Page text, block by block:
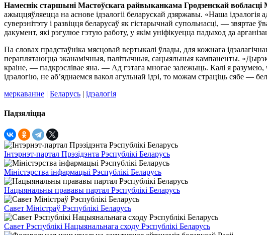
Намеснiк старшынi Мастоўскага райвыканкама Гродзенскай
ажыццяўляецца на аснове iдэалогii беларускай дзяржавы. «Наша
суверэнiтэту i развiцця беларусаў як гiстарычнай супольнасцi, —
дакумент, якi рэгулюе гэтую работу, у якiм унiфiкуецца падыход да
Па словах прадстаўнiка мясцовай вертыкалi ўлады, для кожнага
пераплятаюцца эканамiчныя, палiтычныя, сацыяльныя кампаненты.
краiне, — падкрэслiвае яна. — Ад гэтага многае залежыць. Калi я
iдэалогiю, не аб’яднаемся вакол агульнай iдэi, то можам страцiць сябе —
меркаванне | Беларусь | ідэалогія
Падзяліцца
Інтэрнэт-партал Прэзідэнта Рэспублікі Беларусь
Міністэрства інфармацыі Рэспублікі Беларусь
Нацыянальны прававы партал Рэспублікі Беларусь
Савет Міністраў Рэспублікі Беларусь
Савет Рэспублікі Нацыянальнага сходу Рэспублікі Беларусь